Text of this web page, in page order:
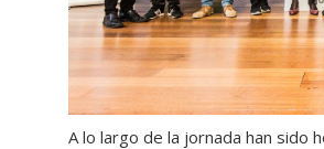
A lo largo de la jornada han sido